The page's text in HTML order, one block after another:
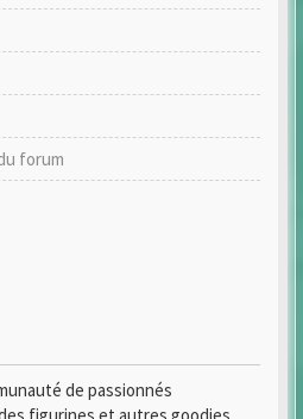
forum
de passionnés